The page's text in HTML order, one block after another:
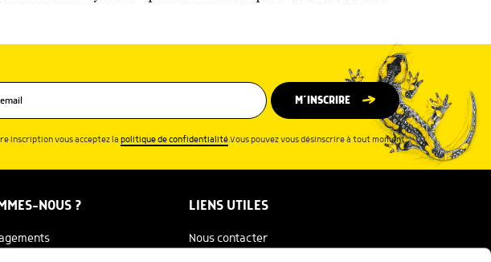
M’INSCRIRE
inscription vous acceptez lapolitique de confidentialité.Vous pouvez vous désinscrire à tout moment.
NOUS ? LIENS UTILES
Nous contacter